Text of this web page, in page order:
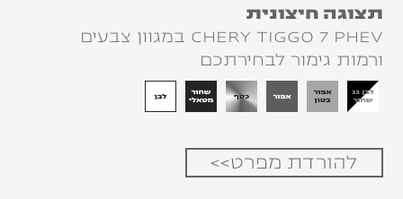
תצוגה חיצונית
CHERY TIGGO 7 PHEV במגוון צבעים
ורמות גימור לבחירתכם
להורדת מפרט>>